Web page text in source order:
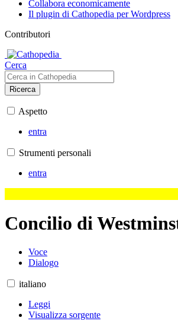
Collabora economicamente
Il plugin di Cathopedia per Wordpress
Contributori
Cerca
Ricerca
Aspetto
entra
Strumenti personali
entra
Concilio di
Voce
Dialogo
italiano
Leggi
Visualizza sorgente